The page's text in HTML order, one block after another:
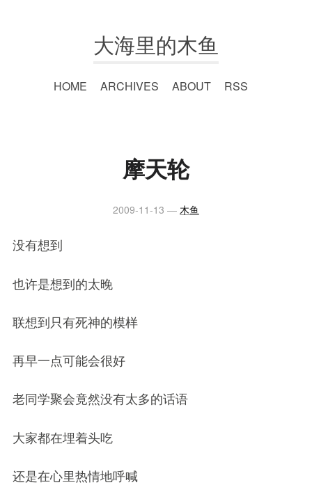
大海里的木鱼
HOME ARCHIVES ABOUT RSS
摩天轮
2009-11-13 木鱼
没有想到
也许是想到的太晚
联想到只有死神的模样
再早一点可能会很好
老同学聚会竟然没有太多的话语
大家都在埋着头吃
还是在心里热情地呼喊